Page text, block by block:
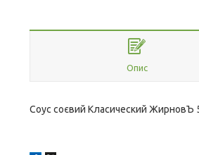
Опис
Соус соєвий Класический ЖирновЪ